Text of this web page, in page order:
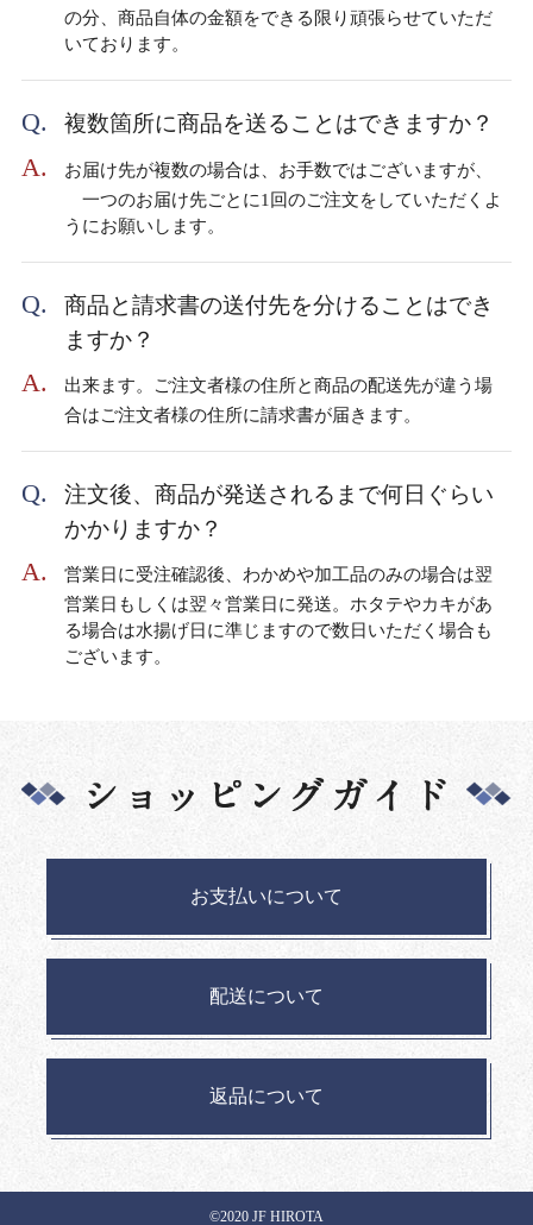
の分、商品自体の金額をできる限り頑張らせていただ
いております。
複数箇所に商品を送ることはできますか？
お届け先が複数の場合は、お手数ではございますが、
一つのお届け先ごとに1回のご注文をしていただくよ
うにお願いします。
商品と請求書の送付先を分けることはでき
ますか？
出来ます。ご注文者様の住所と商品の配送先が違う場
合はご注文者様の住所に請求書が届きます。
注文後、商品が発送されるまで何日ぐらい
かかりますか？
営業日に受注確認後、わかめや加工品のみの場合は翌
営業日もしくは翌々営業日に発送。ホタテやカキがあ
る場合は水揚げ日に準じますので数日いただく場合も
ございます。
お支払いについて
配送について
返品について
©2020 JF HIROTA